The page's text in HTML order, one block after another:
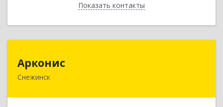
Показать контакты
Назад
Арконис
Снежинск